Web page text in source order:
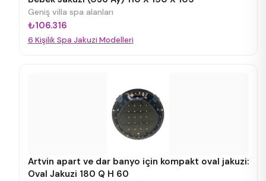
Geniş villa spa alanları
₺106.316
6 Kişilik Spa Jakuzi Modelleri
Artvin apart ve dar banyo için kompakt oval jakuzi:
Oval Jakuzi 180 Q H 60